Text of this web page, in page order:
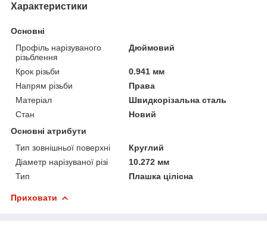
Характеристики
Основні
Профіль нарізуваного
різьблення
Дюймовий
Крок різьби
0.941 мм
Напрям різьби
Права
Матеріал
Швидкорізальна сталь
Стан
Новий
Основні атрибути
Тип зовнішньої поверхні
Круглий
Діаметр нарізуваної різі
10.272 мм
Тип
Плашка цілісна
Приховати